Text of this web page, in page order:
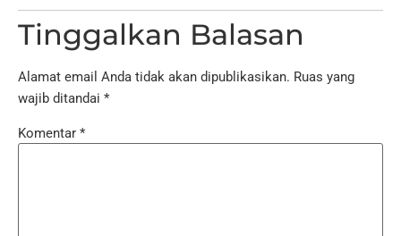
Tinggalkan Balasan
Alamat email Anda tidak akan dipublikasikan. Ruas yang
wajib ditandai *
Komentar *